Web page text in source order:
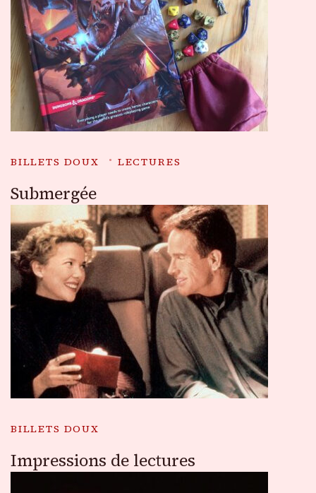
BILLETS DOUX LECTURES
Submergée
BILLETS DOUX
Impressions de lectures